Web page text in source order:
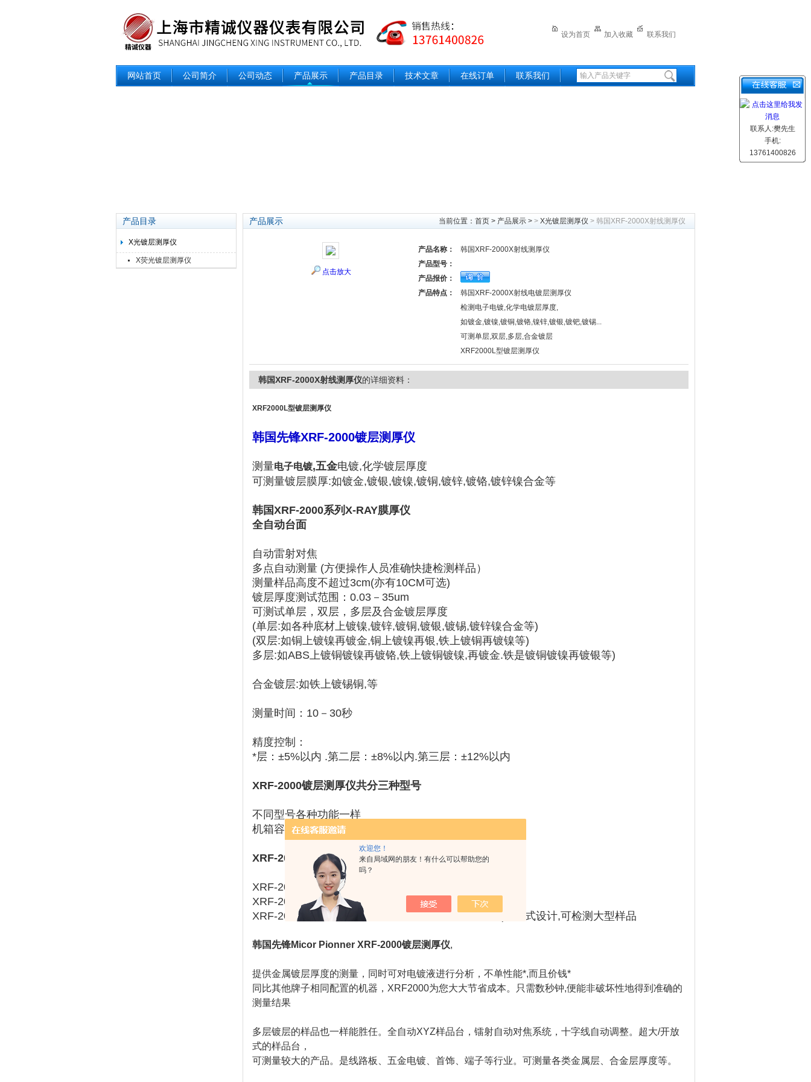
欢迎您！
来自局域网的朋友！有什么可以帮助您的
吗？
设为首页 加入收藏 联系我们
网站首页 公司简介 公司动态 产品展示 产品目录 技术文章 在线订单 联系我们
产品目录
X光镀层测厚仪
X荧光镀层测厚仪
产品展示 当前位置： 首页 > 产品展示 > > X光镀层测厚仪 > 韩国XRF-2000X射线测厚仪
点击放大
产品名称：
韩国XRF-2000X射线测厚仪
产品型号：
产品报价：
产品特点：
韩国XRF-2000X射线电镀层测厚仪
检测电子电镀,化学电镀层厚度,
如镀金,镀镍,镀铜,镀铬,镍锌,镀银,镀钯,镀锡...
可测单层,双层,多层,合金镀层
XRF2000L型镀层测厚仪
韩国XRF-2000X射线测厚仪的详细资料：
XRF2000L型镀层测厚仪
韩国先锋XRF-2000镀层测厚仪
测量电子电镀,五金电镀,化学镀层厚度
可测量镀层膜厚:如镀金,镀银,镀镍,镀铜,镀锌,镀铬,镀锌镍合金等
韩国XRF-2000系列X-RAY膜厚仪
全自动台面
自动雷射对焦
多点自动测量 (方便操作人员准确快捷检测样品）
测量样品高度不超过3cm(亦有10CM可选)
镀层厚度测试范围：0.03－35um
可测试单层，双层，多层及合金镀层厚度
(单层:如各种底材上镀镍,镀锌,镀铜,镀银,镀锡,镀锌镍合金等)
(双层:如铜上镀镍再镀金,铜上镀镍再银,铁上镀铜再镀镍等)
多层:如ABS上镀铜镀镍再镀铬,铁上镀铜镀镍,再镀金.铁是镀铜镀镍再镀银等)
合金镀层:如铁上镀锡铜,等
测量时间：10－30秒
精度控制：
*层：±5%以内 .第二层：±8%以内.第三层：±12%以内
XRF-2000镀层测厚仪共分三种型号
不同型号各种功能一样
机箱容纳样品大小有以下不同要求
XRF-2000镀层测厚仪型号介绍
XRF-2000镀层测厚仪H型:测量样品高度不超过10cm
XRF-2000电镀测厚仪L型:测量样品高度不超过3cm
XRF-2000电镀膜厚仪PCB型:测量样品高度不超3cm(开放式设计,可检测大型样品
韩国先锋Micor Pionner XRF-2000镀层测厚仪,
提供金属镀层厚度的测量，同时可对电镀液进行分析，不单性能*,而且价钱*
同比其他牌子相同配置的机器，XRF2000为您大大节省成本。只需数秒钟,便能非破坏性地得到准确的
测量结果
多层镀层的样品也一样能胜任。全自动XYZ样品台，镭射自动对焦系统，十字线自动调整。超大/开放
式的样品台，
可测量较大的产品。是线路板、五金电镀、首饰、端子等行业。可测量各类金属层、合金层厚度等。
联系人:樊先生
手机:
13761400826